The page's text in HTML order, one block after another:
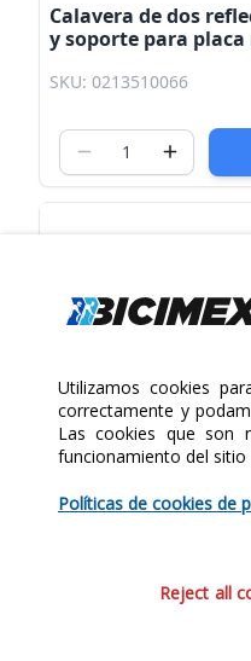
Calavera de dos
y soporte para
SKU: 0213510066
Utilizamos cookies
correctamente y
Las cookies que son
funcionamiento del sitio
Políticas de cookies de
Reject all